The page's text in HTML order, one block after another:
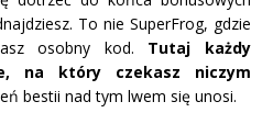
To nie SuperFrog, gdzie
osobny kod. Tutaj każdy
na który czekasz niczym
bestii nad tym lwem się unosi.